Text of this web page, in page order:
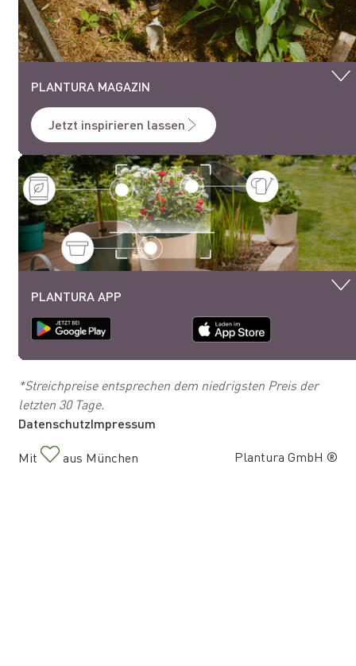
PLANTURA MAGAZIN
Jetzt inspirieren lassen
PLANTURA APP
*Streichpreise entsprechen dem niedrigsten Preis der
letzten 30 Tage.
Plantura GmbH ®
Mit aus München
DatenschutzImpressum